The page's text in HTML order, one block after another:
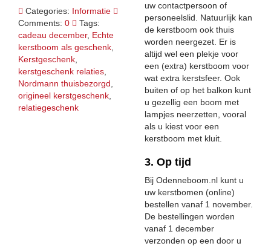
Categories: Informatie
Comments: 0
Tags:
cadeau december, Echte
kerstboom als geschenk,
Kerstgeschenk,
kerstgeschenk relaties,
Nordmann thuisbezorgd,
origineel kerstgeschenk,
relatiegeschenk
uw contactpersoon of
personeelslid. Natuurlijk kan
de kerstboom ook thuis
worden neergezet. Er is
altijd wel een plekje voor
een (extra) kerstboom voor
wat extra kerstsfeer. Ook
buiten of op het balkon kunt
u gezellig een boom met
lampjes neerzetten, vooral
als u kiest voor een
kerstboom met kluit.
3. Op tijd
Bij Odenneboom.nl kunt u
uw kerstbomen (online)
bestellen vanaf 1 november.
De bestellingen worden
vanaf 1 december
verzonden op een door u